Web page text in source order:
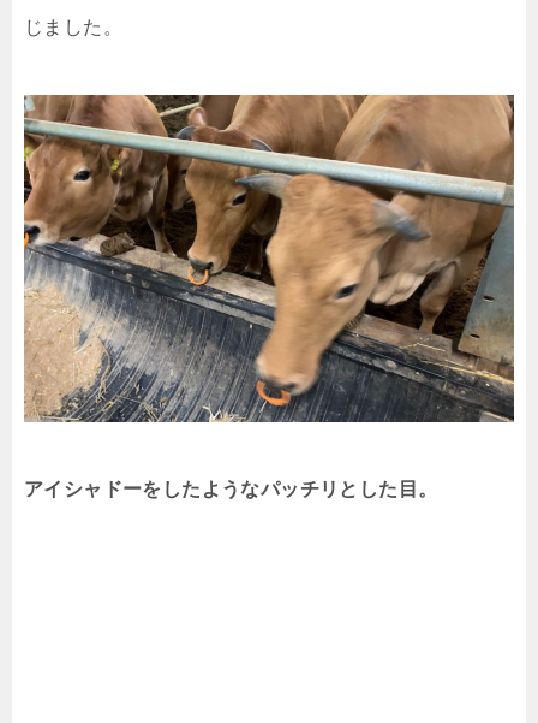
じました。
アイシャドーをしたようなパッチリとした目。